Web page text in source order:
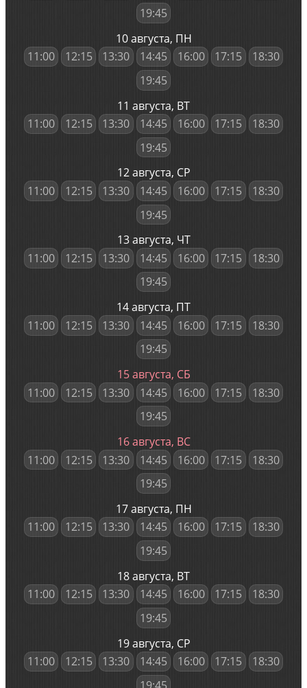
19:45
10 августа, ПН
11:00
12:15 13:30 14:45 16:00 17:15
18:30
19:45
11 августа, ВТ
11:00
12:15 13:30 14:45 16:00 17:15
18:30
19:45
12 августа, СР
11:00
12:15 13:30 14:45 16:00 17:15
18:30
19:45
13 августа, ЧТ
11:00
12:15 13:30 14:45 16:00 17:15
18:30
19:45
14 августа, ПТ
11:00
12:15 13:30 14:45 16:00 17:15
18:30
19:45
15 августа, СБ
11:00
12:15 13:30 14:45 16:00 17:15
18:30
19:45
16 августа, ВС
11:00
12:15 13:30 14:45 16:00 17:15
18:30
19:45
17 августа, ПН
11:00
12:15 13:30 14:45 16:00 17:15
18:30
19:45
18 августа, ВТ
11:00
12:15 13:30 14:45 16:00 17:15
18:30
19:45
19 августа, СР
11:00
12:15 13:30 14:45 16:00 17:15
18:30